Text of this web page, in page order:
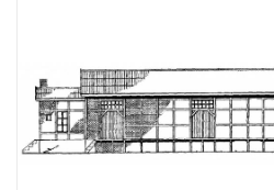
Nieuwe tekeningen
NIEUWE TIJDSCHRIFTEN